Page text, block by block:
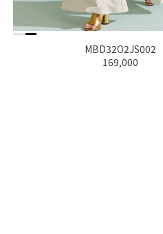
MBD62O2D032
228,000